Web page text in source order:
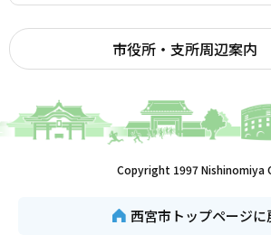
市役所・支所周辺案内
Copyright 1997 Nishinomiya
西宮市トップページに